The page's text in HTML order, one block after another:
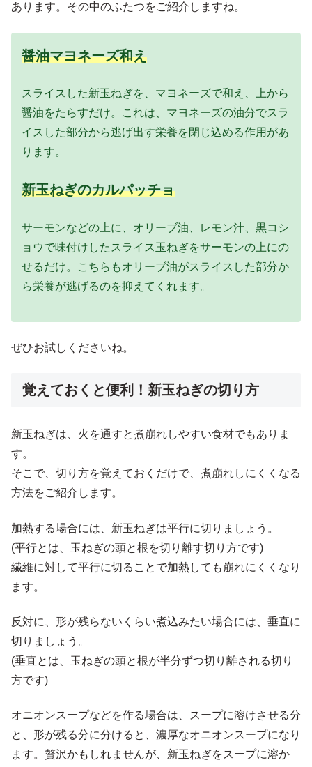
あります。その中のふたつをご紹介しますね。
醤油マヨネーズ和え
スライスした新玉ねぎを、マヨネーズで和え、上から
醤油をたらすだけ。これは、マヨネーズの油分でスラ
イスした部分から逃げ出す栄養を閉じ込める作用があ
ります。
新玉ねぎのカルパッチョ
サーモンなどの上に、オリーブ油、レモン汁、黒コシ
ョウで味付けしたスライス玉ねぎをサーモンの上にの
せるだけ。こちらもオリーブ油がスライスした部分か
ら栄養が逃げるのを抑えてくれます。
ぜひお試しくださいね。
覚えておくと便利！新玉ねぎの切り方
新玉ねぎは、火を通すと煮崩れしやすい食材でもありま
す。
そこで、切り方を覚えておくだけで、煮崩れしにくくなる
方法をご紹介します。
加熱する場合には、新玉ねぎは平行に切りましょう。
(平行とは、玉ねぎの頭と根を切り離す切り方です)
繊維に対して平行に切ることで加熱しても崩れにくくなり
ます。
反対に、形が残らないくらい煮込みたい場合には、垂直に
切りましょう。
(垂直とは、玉ねぎの頭と根が半分ずつ切り離される切り
方です)
オニオンスープなどを作る場合は、スープに溶けさせる分
と、形が残る分に分けると、濃厚なオニオンスープになり
ます。贅沢かもしれませんが、新玉ねぎをスープに溶か